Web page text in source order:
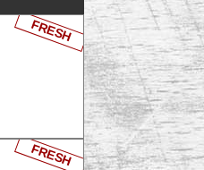
FRESH
FRESH